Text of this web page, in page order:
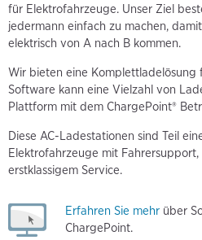
für Elektrofahrzeuge. Unser Ziel
jedermann einfach zu machen,
elektrisch von A nach B kommen.
Wir bieten eine Komplettladelösung
Software kann eine Vielzahl von
Plattform mit dem ChargePoint®
Diese AC-Ladestationen sind Teil
Elektrofahrzeuge mit
erstklassigem Service.
Erfahren Sie mehr über
ChargePoint.